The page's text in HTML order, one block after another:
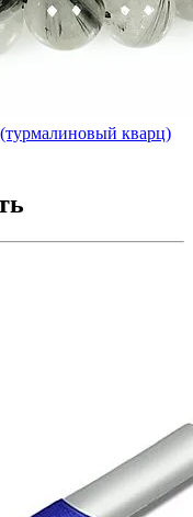
кварц)